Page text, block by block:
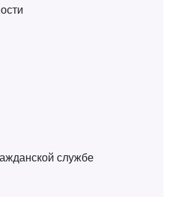
службе